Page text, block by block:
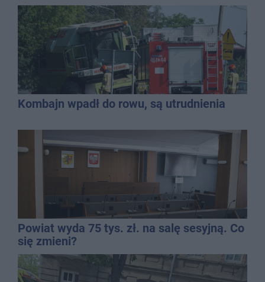
Kombajn wpadł do rowu, są utrudnienia
Powiat wyda 75 tys. zł. na salę sesyjną. Co
się zmieni?